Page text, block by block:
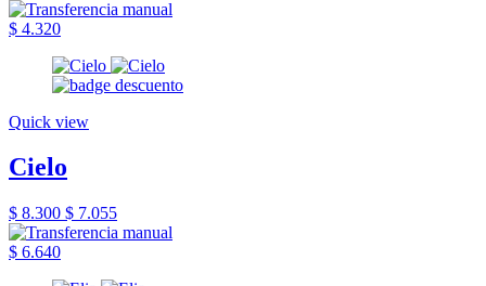
$ 4.320
Quick view
Cielo
$ 8.300 $ 7.055
$ 6.640